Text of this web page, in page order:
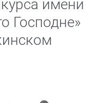
имени
Господне»